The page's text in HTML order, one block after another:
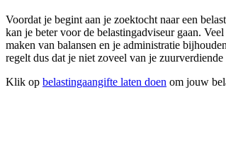
Voordat je begint aan je zoektocht naar een
kan je beter voor de belastingadviseur gaan.
maken van balansen en je administratie
regelt dus dat je niet zoveel van je
Klik op belastingaangifte laten doen om jouw